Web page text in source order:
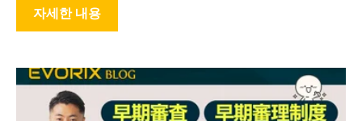
자세한 내용